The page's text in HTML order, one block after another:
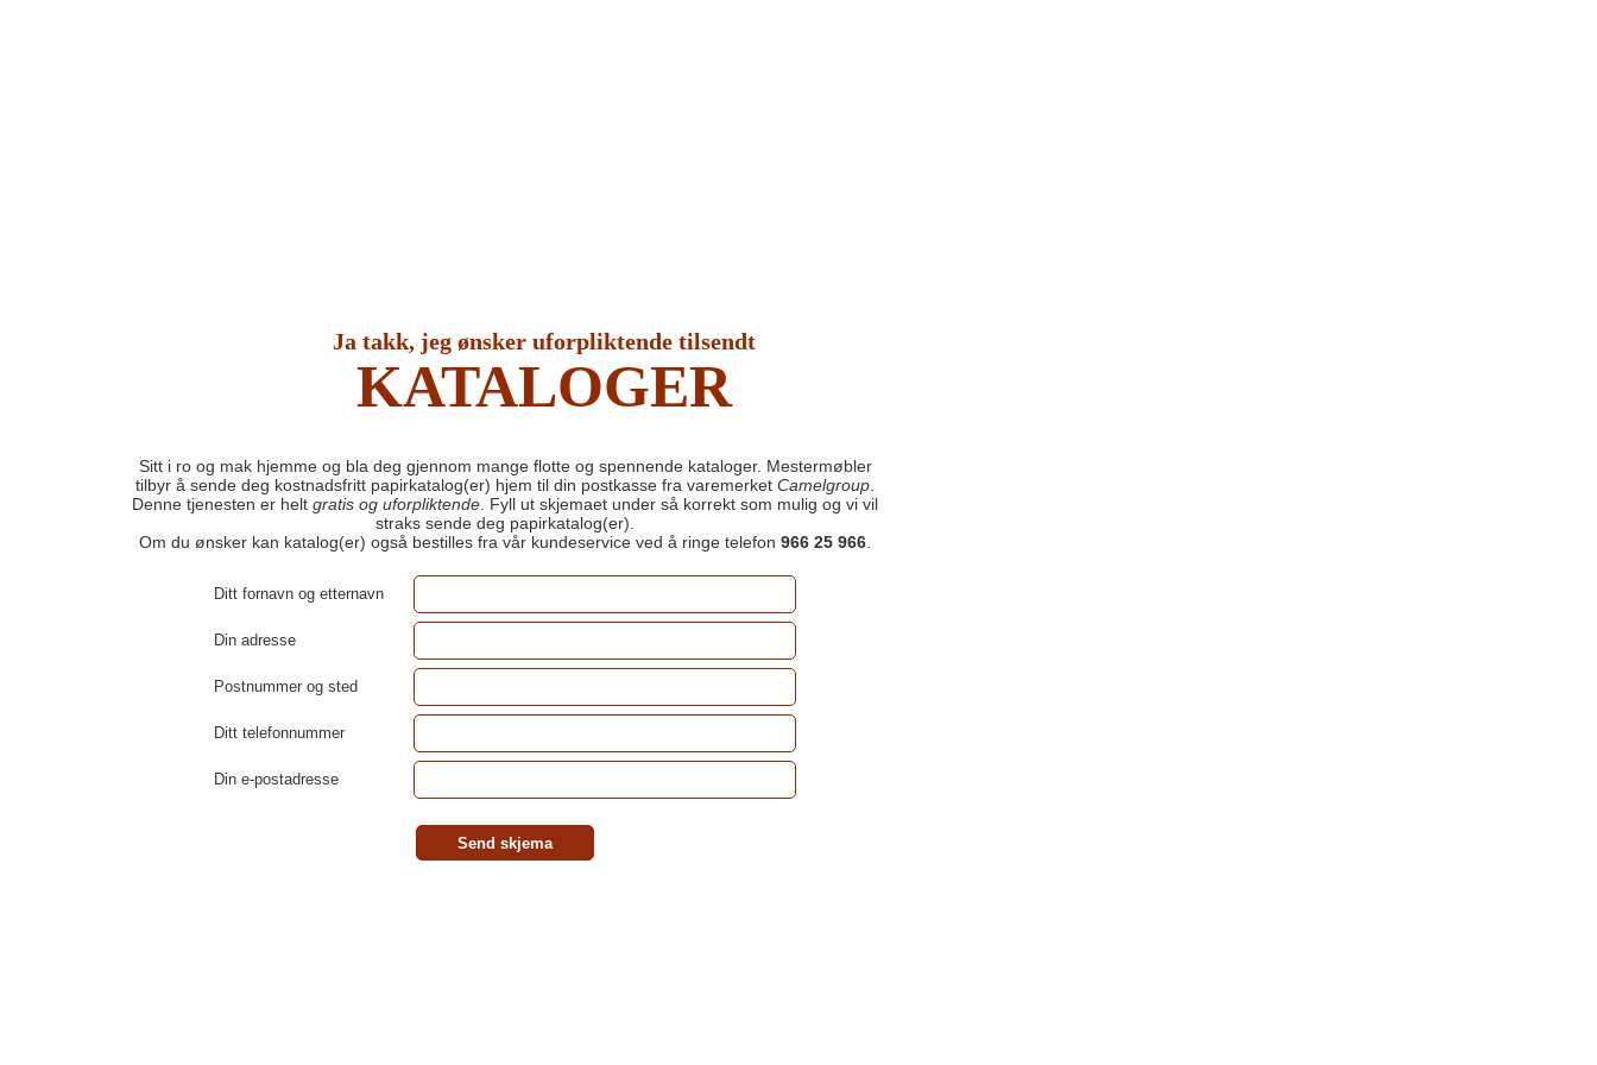
Ja takk, jeg ønsker uforpliktende tilsendt
KATALOGER
Sitt i ro og mak hjemme og bla deg gjennom mange flotte og spennende kataloger. Mestermøbler
tilbyr å sende deg kostnadsfritt papirkatalog(er) hjem til din postkasse fra varemerket Camelgroup
Denne tjenesten er helt gratis og uforpliktende . Fyll ut skjemaet under så korrekt som mulig og vi vil
straks sende deg papirkatalog(er).
Om du ønsker kan katalog(er) også bestilles fra vår kundeservice ved å ringe telefon 966 25 966
Ditt fornavn og etternavn
Din adresse
Postnummer og sted
Ditt telefonnummer
Din e-postadresse